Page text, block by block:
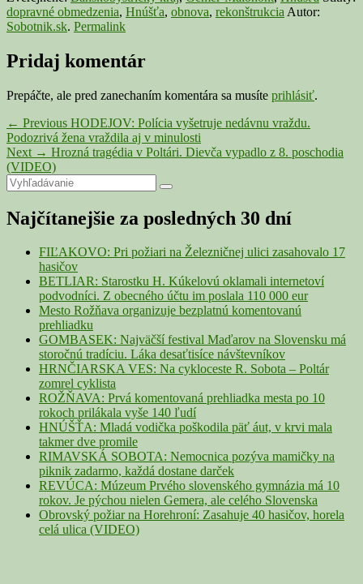
dopravné obmedzenia, Hnúšťa, obnova, rekonštrukcia Autor:
Sobotnik.sk. Permalink
Pridaj komentár
Prepáčte, ale pred zanechaním komentára sa musíte prihlásiť.
Navigácia
v
článku
← Previous Previous
post:
HODEJOV: Polícia vyšetruje nedávnu vraždu.
Podozrivá žena vraždila aj v minulosti
Next → Next
post:
Hrozná tragédia v Poltári. Dievča vypadlo z 8. poschodia
(VIDEO)
Primary
Sidebar
Widget
Area
Search
for:
Search
Najčítanejšie za posledných 30 dní
FIĽAKOVO: Pri požiari na Železničnej ulici zasahovalo 17
hasičov
BETLIAR: Starostku H. Kúkelovú oklamali internetoví
podvodníci. Z obecného účtu im poslala 110 000 eur
Mesto Rožňava organizuje bezplatnú komentovanú
prehliadku
GOMBASEK: Najväčší festival Maďarov na Slovensku má
storočnú tradíciu. Láka desaťtisíce návštevníkov
HRNČIARSKA VES: Na cykloceste R. Sobota – Poltár
zomrel cyklista
ROŽŇAVA: Prvá komentovaná prehliadka mesta po 10
rokoch prilákala vyše 140 ľudí
HNÚŠŤA: Mladá vodička poškodila päť áut, v krvi mala
takmer dve promile
RIMAVSKÁ SOBOTA: Nemocnica pozýva mamičky na
piknik zadarmo, každá dostane darček
REVÚCA: Múzeum Prvého slovenského gymnázia má 10
rokov. Je pýchou nielen Gemera, ale celého Slovenska
Obrovský požiar na Horehroní: Zasahuje 40 hasičov, horela
celá ulica (VIDEO)